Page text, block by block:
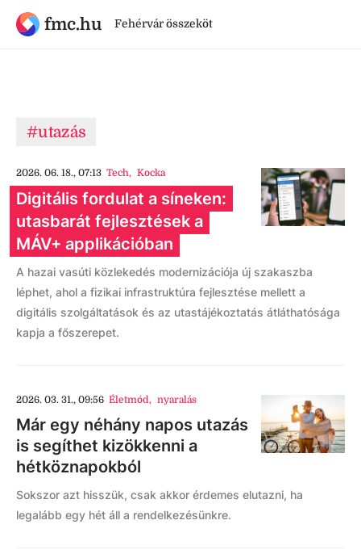
fmc.hu Fehérvár összeköt
#utazás
2026. 06. 18., 07:13 Tech, Kocka
Digitális fordulat a síneken:
utasbarát fejlesztések a
MÁV+ applikációban
A hazai vasúti közlekedés modernizációja új szakaszba
léphet, ahol a fizikai infrastruktúra fejlesztése mellett a
digitális szolgáltatások és az utastájékoztatás átláthatósága
kapja a főszerepet.
2026. 03. 31., 09:56 Életmód, nyaralás
Már egy néhány napos utazás
is segíthet kizökkenni a
hétköznapokból
Sokszor azt hisszük, csak akkor érdemes elutazni, ha
legalább egy hét áll a rendelkezésünkre.